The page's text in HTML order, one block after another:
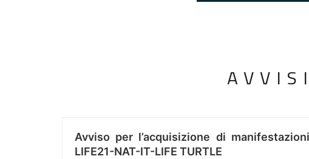
Avviso per l’acquisizione di
LIFE21-NAT-IT-LIFE TURTLE